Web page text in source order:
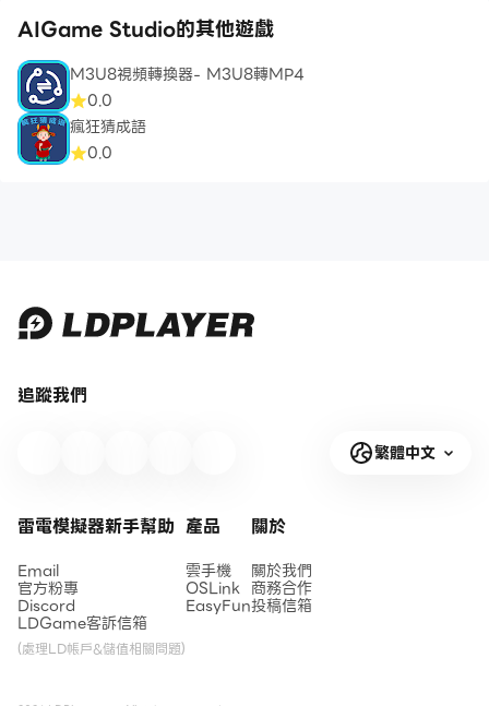
AIGame Studio的其他遊戲
M3U8視頻轉換器- M3U8轉MP4
0.0
瘋狂猜成語
0.0
追蹤我們
繁體中文
雷電模擬器新手幫助
Email
官方粉專
Discord
LDGame客訴信箱
(處理LD帳戶&儲值相關問題)
產品
雲手機
OSLink
EasyFun
關於
關於我們
商務合作
投稿信箱